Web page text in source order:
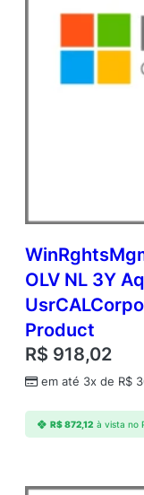
OLV NL 3Y
Product
R$ 918,02
em até 3x de R$
R$872,12 à vista no